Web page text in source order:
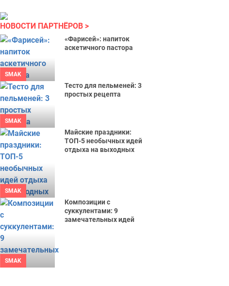
НОВОСТИ ПАРТНЁРОВ
SMAK
«Фарисей»: напиток
аскетичного пастора
SMAK
Тесто для пельменей: 3
простых рецепта
SMAK
Майские праздники:
ТОП-5 необычных идей
отдыха на выходных
SMAK
Композиции с
суккулентами: 9
замечательных идей